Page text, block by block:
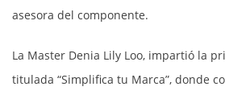
asesora del componente.
La Master Denia Lily Loo, impartió la
titulada “Simplifica tu Marca”, donde